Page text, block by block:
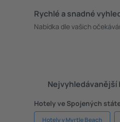
Rychlé a snadné
Nabídka dle vašich
Hotely ve Spojených
Hotely v Myrtle Beach